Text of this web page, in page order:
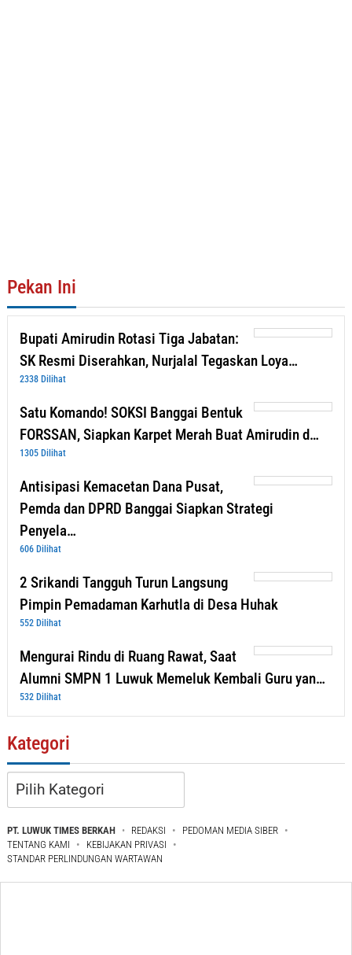
Pekan Ini
Bupati Amirudin Rotasi Tiga Jabatan:
SK Resmi Diserahkan, Nurjalal Tegaskan Loya…
2338 Dilihat
Satu Komando! SOKSI Banggai Bentuk
FORSSAN, Siapkan Karpet Merah Buat Amirudin d…
1305 Dilihat
Antisipasi Kemacetan Dana Pusat,
Pemda dan DPRD Banggai Siapkan Strategi
Penyela…
606 Dilihat
2 Srikandi Tangguh Turun Langsung
Pimpin Pemadaman Karhutla di Desa Huhak
552 Dilihat
Mengurai Rindu di Ruang Rawat, Saat
Alumni SMPN 1 Luwuk Memeluk Kembali Guru yan…
532 Dilihat
Kategori
Kategori
PT. LUWUK TIMES BERKAH REDAKSI
PEDOMAN MEDIA SIBER
TENTANG KAMI
KEBIJAKAN PRIVASI
STANDAR PERLINDUNGAN WARTAWAN